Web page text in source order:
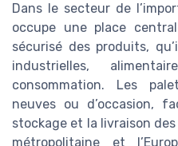
Dans le secteur de
occupe une place
sécurisé des produits,
industrielles,
consommation. Les
neuves ou d’occasion,
stockage et la livraison
métropolitaine et